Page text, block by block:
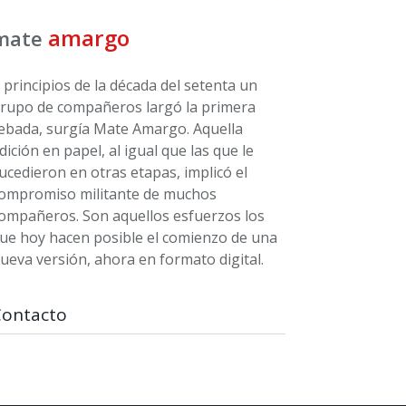
amargo
principios de la década del setenta un
de compañeros largó la primera
surgía Mate Amargo. Aquella
en papel, al igual que las que le
en otras etapas, implicó el
militante de muchos
Son aquellos esfuerzos los
hoy hacen posible el comienzo de una
versión, ahora en formato digital.